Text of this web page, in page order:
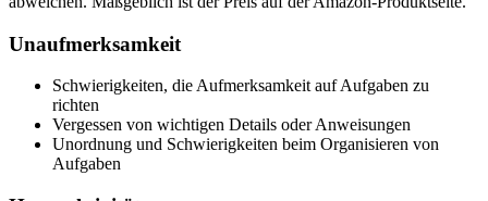
Unaufmerksamkeit
Schwierigkeiten, die Aufmerksamkeit auf Aufgaben zu
richten
Vergessen von wichtigen Details oder Anweisungen
Unordnung und Schwierigkeiten beim Organisieren von
Aufgaben